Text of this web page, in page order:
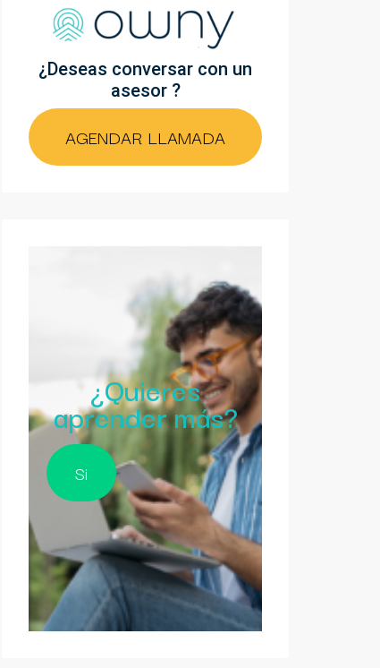
¿Deseas conversar con un
asesor ?
AGENDAR LLAMADA
¿Quieres
aprender más?
Si